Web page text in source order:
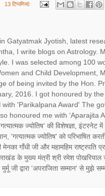
13 टिप्‍पणियां:
Gatyatmak Jyotish, latest
I write blogs on Astrology.
I was selected among 100
and Child Development,
of being invited by the Hon.
2016. I got honoured by
with 'Parikalpana Award' The
me with ‘Aparajita
ज्योतिष' की विशेषज्ञा,
'गत्यात्मक ज्योतिष' को परिभाषित
मेनका गाँधी जी और महामहिम
के मुख्य मंत्री श्री रमेश पोखरियाल
मुर्मू जी द्वारा 'अपराजिता सम्मान' से